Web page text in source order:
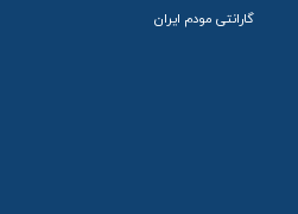
گارانتی مودم ایران